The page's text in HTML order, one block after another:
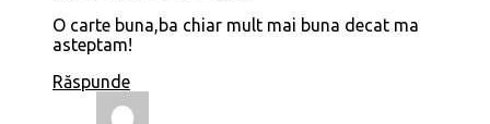
O carte buna,ba chiar mult mai buna decat ma
asteptam!
Răspunde